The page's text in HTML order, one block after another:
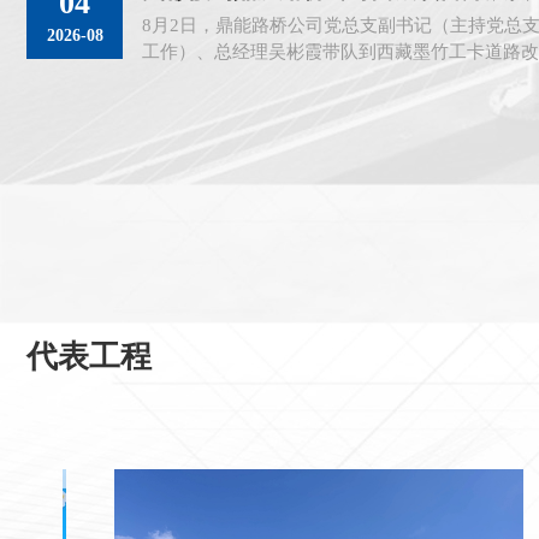
2026-08
8月2日，鼎能路桥公司党总支副书记（主持党总
工作）、总经理吴彬霞带队到西藏墨竹工卡道路
代表工程